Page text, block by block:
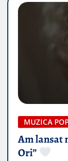
MUZICA
Am lansat
Ori”